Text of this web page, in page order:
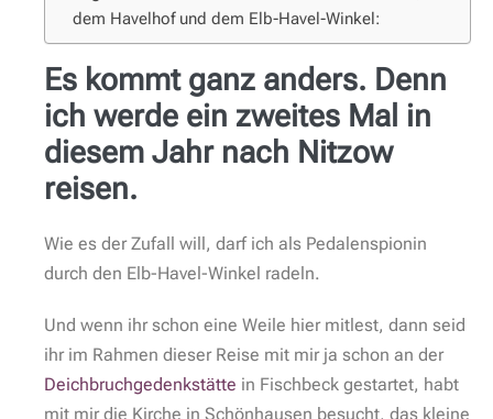
dem Havelhof und dem Elb-Havel-Winkel:
Es kommt ganz anders. Denn
ich werde ein zweites Mal in
diesem Jahr nach Nitzow
reisen.
Wie es der Zufall will, darf ich als Pedalenspionin
durch den Elb-Havel-Winkel radeln.
Und wenn ihr schon eine Weile hier mitlest, dann seid
ihr im Rahmen dieser Reise mit mir ja schon an der
Deichbruchgedenkstätte in Fischbeck gestartet, habt
mit mir die Kirche in Schönhausen besucht, das kleine